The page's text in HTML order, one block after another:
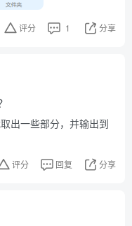
评分 1 分享
出一些部分，并输出到
评分 回复 分享